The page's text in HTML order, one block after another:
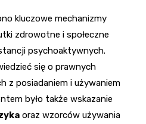
kluczowe mechanizmy
zdrowotne i społeczne
psychoaktywnych.
się o prawnych
z posiadaniem i używaniem
było także wskazanie
oraz wzorców używania